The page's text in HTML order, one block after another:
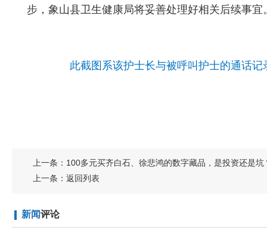
步，象山县卫生健康局将妥善处理好相关后续事宜
此截图系该护士长与被呼叫护士的通话
上一条： 100多元买齐白石、徐悲鸿的数字藏品，是投资还是坑
上一条： 返回列表
新闻评论